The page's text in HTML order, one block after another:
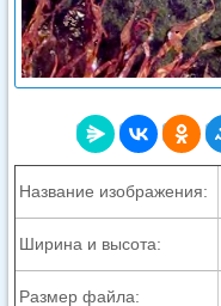
Название изображения:
Ширина и высота:
Размер файла: